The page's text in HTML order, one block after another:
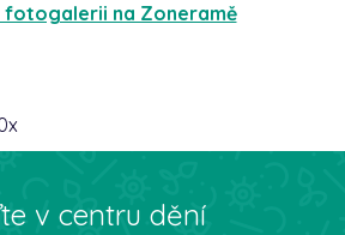
na Zoneramě
x
v centru dění